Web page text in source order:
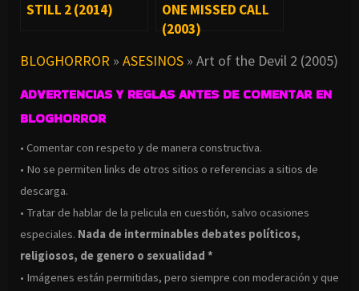
STILL 2 (2014)
ONE MISSED CALL
(2003)
BLOGHORROR » ASESINOS » Art of the Devil 2 (2005)
ADVERTENCIAS Y REGLAS ANTES DE COMENTAR EN
BLOGHORROR
• Comentar con respeto y de manera constructiva.
• No se permiten links de otros sitios o referencias a sitios de
descarga.
• Tratar de hablar de la pelicula en cuestión, salvo ocasiones
especiales. Nada de interminables debates políticos,
religiosos, de genero o sexualidad *
• Imágenes están permitidas, pero siempre con moderación y que